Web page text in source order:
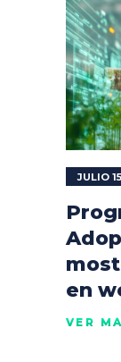
JULIO
en
VER